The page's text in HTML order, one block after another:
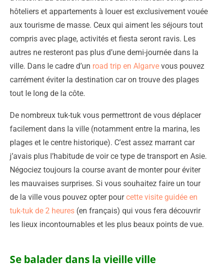
hôteliers et appartements à louer est exclusivement vouée
aux tourisme de masse. Ceux qui aiment les séjours tout
compris avec plage, activités et fiesta seront ravis. Les
autres ne resteront pas plus d’une demi-journée dans la
ville. Dans le cadre d’un road trip en Algarve vous pouvez
carrément éviter la destination car on trouve des plages
tout le long de la côte.
De nombreux tuk-tuk vous permettront de vous déplacer
facilement dans la ville (notamment entre la marina, les
plages et le centre historique). C’est assez marrant car
j’avais plus l’habitude de voir ce type de transport en Asie.
Négociez toujours la course avant de monter pour éviter
les mauvaises surprises. Si vous souhaitez faire un tour
de la ville vous pouvez opter pourcette visite guidée en
tuk-tuk de 2 heures (en français) qui vous fera découvrir
les lieux incontournables et les plus beaux points de vue.
Se balader dans la vieille ville